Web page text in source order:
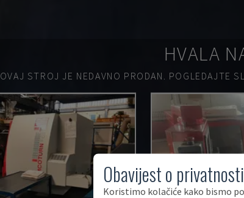
HVALA
OVAJ STROJ JE NEDAVNO PRODAN. POGLEDAJTE
Obavijest o
Koristimo kolačiće kako bismo